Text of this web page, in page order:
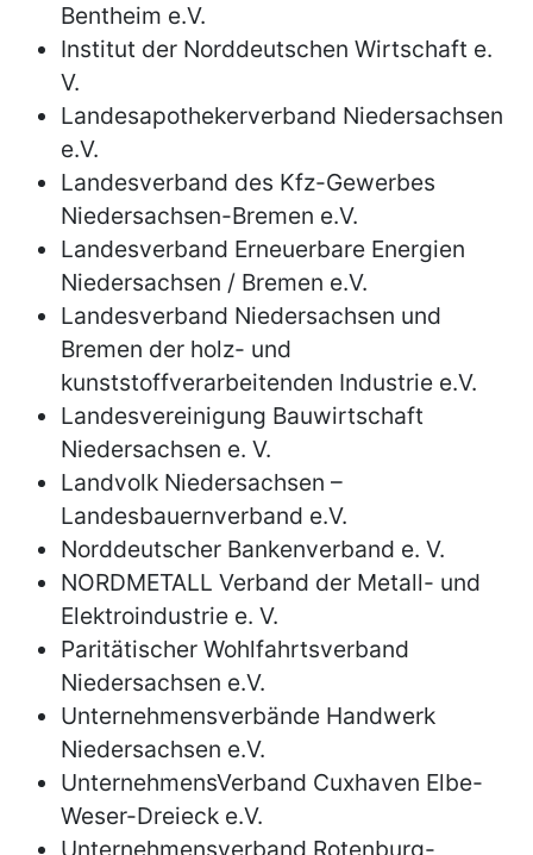
Bentheim e.V.
Institut der Norddeutschen Wirtschaft e.
V.
Landesapothekerverband Niedersachsen
e.V.
Landesverband des Kfz-Gewerbes
Niedersachsen-Bremen e.V.
Landesverband Erneuerbare Energien
Niedersachsen / Bremen e.V.
Landesverband Niedersachsen und
Bremen der holz- und
kunststoffverarbeitenden Industrie e.V.
Landesvereinigung Bauwirtschaft
Niedersachsen e. V.
Landvolk Niedersachsen –
Landesbauernverband e.V.
Norddeutscher Bankenverband e. V.
NORDMETALL Verband der Metall- und
Elektroindustrie e. V.
Paritätischer Wohlfahrtsverband
Niedersachsen e.V.
Unternehmensverbände Handwerk
Niedersachsen e.V.
UnternehmensVerband Cuxhaven Elbe-
Weser-Dreieck e.V.
Unternehmensverband Rotenburg-